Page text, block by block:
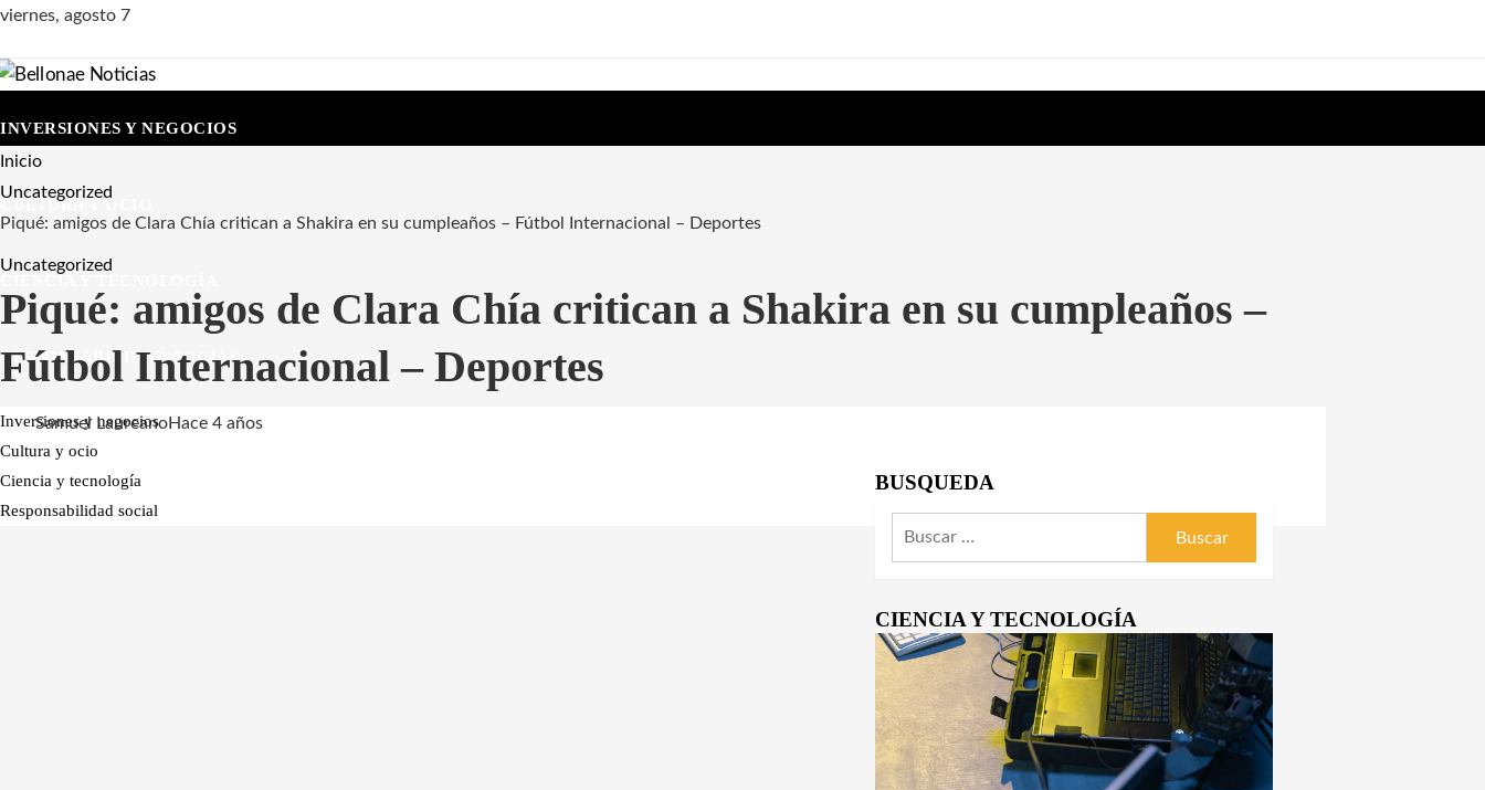
viernes, agosto 7
INVERSIONES Y NEGOCIOS
CULTURA Y OCIO
RESPONSABILIDAD SOCIAL
Inversiones y negocios
Cultura y ocio
Ciencia y tecnología
Responsabilidad social
Inicio
Uncategorized
Piqué: amigos de Clara Chía critican a Shakira en su cumpleaños – Fútbol Internacional – Deportes
Uncategorized
Piqué: amigos de Clara Chía critican a Shakira en su cumpleaños –
Fútbol Internacional – Deportes
Samuel LaureanoHace 4 años
BUSQUEDA
Buscar:
CIENCIA Y TECNOLOGÍA